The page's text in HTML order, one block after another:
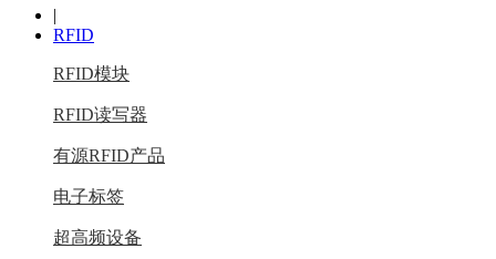
|
RFID
RFID模块
RFID读写器
有源RFID产品
电子标签
超高频设备